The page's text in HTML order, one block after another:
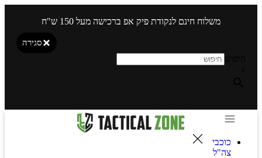
משלוח חינם לנקודת פיק אפ ברכישה מעל 150 ש"ח
סגירה
כוכבי
צה"ל